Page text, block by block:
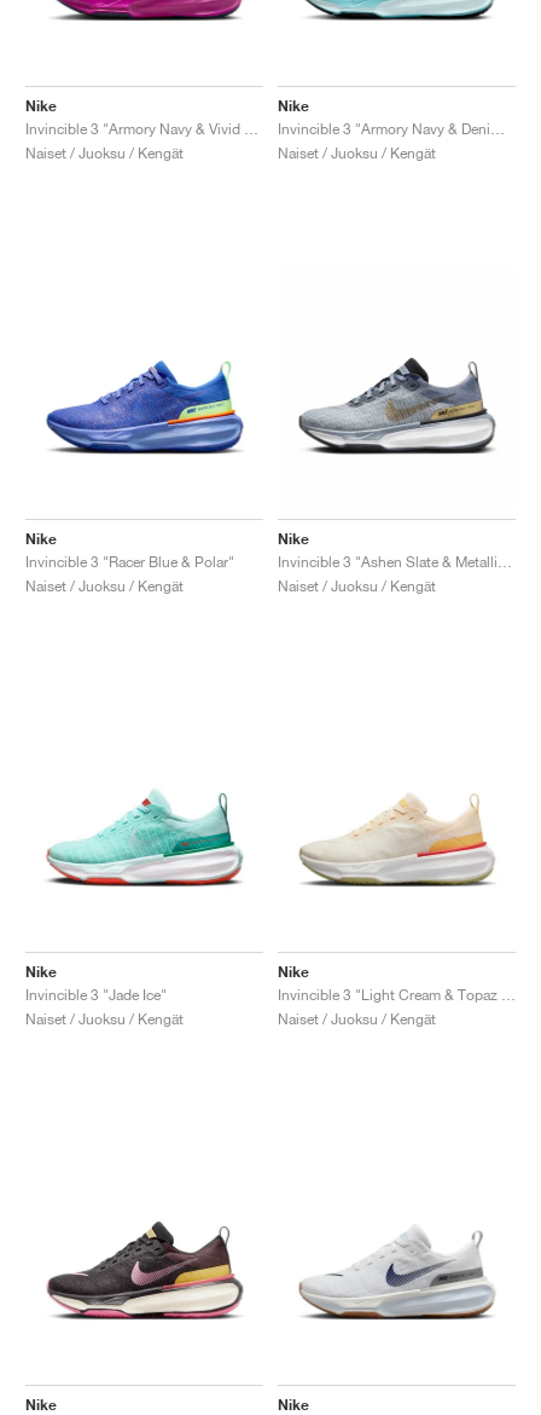
Nike
Naiset / Juoksu / Kengät
Nike
Naiset / Juoksu / Kengät
Nike
Invincible 3 "Racer Blue & Polar"
Naiset / Juoksu / Kengät
Nike
Naiset / Juoksu / Kengät
Nike
Invincible 3 "Jade Ice"
Naiset / Juoksu / Kengät
Nike
Naiset / Juoksu / Kengät
Nike
Nike